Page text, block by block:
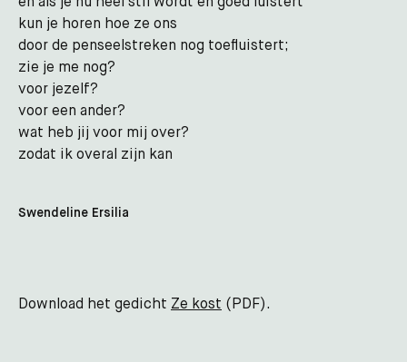
kun je horen hoe ze ons
door de penseelstreken nog toefluistert;
zie je me nog?
voor jezelf?
voor een ander?
wat heb jij voor mij over?
zodat ik overal zijn kan
Swendeline Ersilia
Download het gedicht Ze kost (PDF).